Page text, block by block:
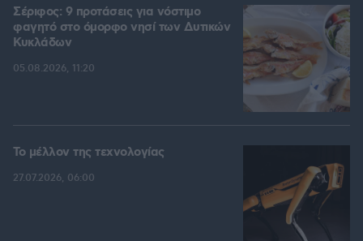
Σέριφος: 9 προτάσεις για νόστιμο
φαγητό στο όμορφο νησί των Δυτικών
Κυκλάδων
05.08.2026, 11:20
Το μέλλον της τεχνολογίας
27.07.2026, 06:00